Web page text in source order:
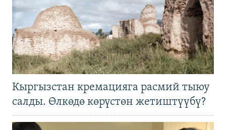
Кыргызстан кремацияга расмий тыюу
салды. Өлкөдө көрүстөн жетиштүүбү?